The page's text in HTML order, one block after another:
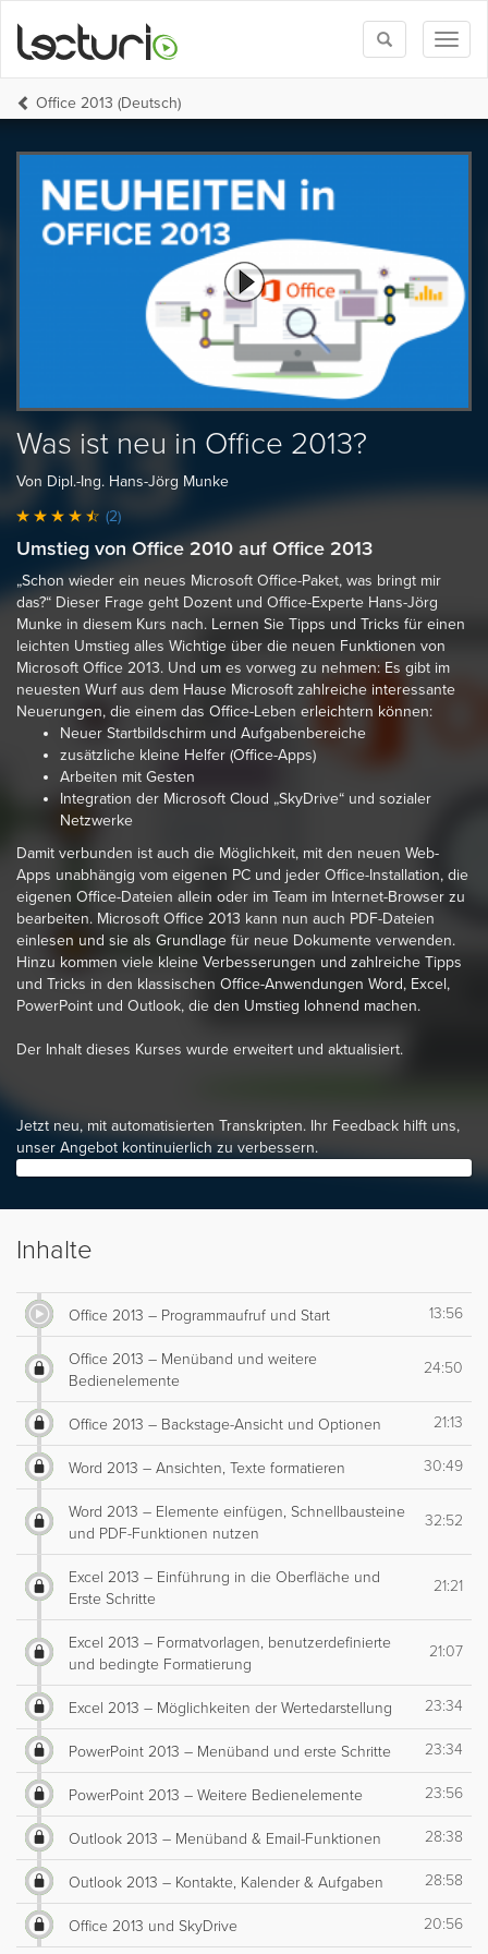
Toggle
search
Office 2013 (Deutsch)
Was ist neu in Office 2013?
Von Dipl.-Ing. Hans-Jörg Munke
(2)
Umstieg von Office 2010 auf Office 2013
„Schon wieder ein neues Microsoft Office-Paket, was bringt mir
das?“ Dieser Frage geht Dozent und Office-Experte Hans-Jörg
Munke in diesem Kurs nach. Lernen Sie Tipps und Tricks für einen
leichten Umstieg alles Wichtige über die neuen Funktionen von
Microsoft Office 2013. Und um es vorweg zu nehmen: Es gibt im
neuesten Wurf aus dem Hause Microsoft zahlreiche interessante
Neuerungen, die einem das Office-Leben erleichtern können:
Neuer Startbildschirm und Aufgabenbereiche
zusätzliche kleine Helfer (Office-Apps)
Arbeiten mit Gesten
Integration der Microsoft Cloud „SkyDrive“ und sozialer
Netzwerke
Damit verbunden ist auch die Möglichkeit, mit den neuen Web-
Apps unabhängig vom eigenen PC und jeder Office-Installation, die
eigenen Office-Dateien allein oder im Team im Internet-Browser zu
bearbeiten. Microsoft Office 2013 kann nun auch PDF-Dateien
einlesen und sie als Grundlage für neue Dokumente verwenden.
Hinzu kommen viele kleine Verbesserungen und zahlreiche Tipps
und Tricks in den klassischen Office-Anwendungen Word, Excel,
PowerPoint und Outlook, die den Umstieg lohnend machen.
Der Inhalt dieses Kurses wurde erweitert und aktualisiert.
Jetzt neu, mit automatisierten Transkripten. Ihr Feedback hilft uns,
unser Angebot kontinuierlich zu verbessern.
Inhalte
Office 2013 – Programmaufruf und Start 13:56
Office 2013 – Menüband und weitere
Bedienelemente
24:50
Office 2013 – Backstage-Ansicht und Optionen 21:13
Word 2013 – Ansichten, Texte formatieren 30:49
Word 2013 – Elemente einfügen, Schnellbausteine
und PDF-Funktionen nutzen
32:52
Excel 2013 – Einführung in die Oberfläche und
Erste Schritte
21:21
Excel 2013 – Formatvorlagen, benutzerdefinierte
und bedingte Formatierung
21:07
Excel 2013 – Möglichkeiten der Wertedarstellung 23:34
PowerPoint 2013 – Menüband und erste Schritte 23:34
PowerPoint 2013 – Weitere Bedienelemente 23:56
Outlook 2013 – Menüband & Email-Funktionen 28:38
Outlook 2013 – Kontakte, Kalender & Aufgaben 28:58
Office 2013 und SkyDrive 20:56